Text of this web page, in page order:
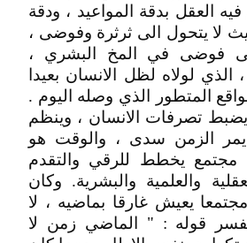
العقل بدقة المواعيد ، ودقة
لا يتحول الى ثرثرة وفوضى ،
فوضى في المخ البشري ،
، الذي لولاه لظل الانسان بعيدا
المتطور الذي وصله اليوم .
تصرفات الانسان ، وينظم
يمر الزمن سدى ، والوقت هو
مجتمع يخطط للرقي والتقدم
والعلمية والبشرية. وكان
يعيش غارقا بماضيه ، لا
قوله : " الماضي زمن لا